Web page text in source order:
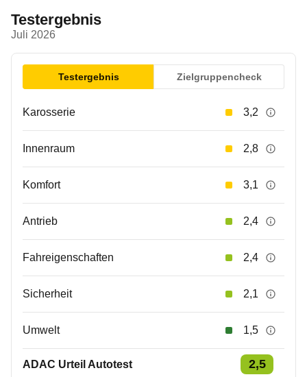
Testergebnis
Juli 2026
Testergebnis Zielgruppencheck
Karosserie 3,2
Innenraum 2,8
Komfort 3,1
Antrieb 2,4
Fahreigenschaften 2,4
Sicherheit 2,1
Umwelt 1,5
ADAC Urteil Autotest 2,5